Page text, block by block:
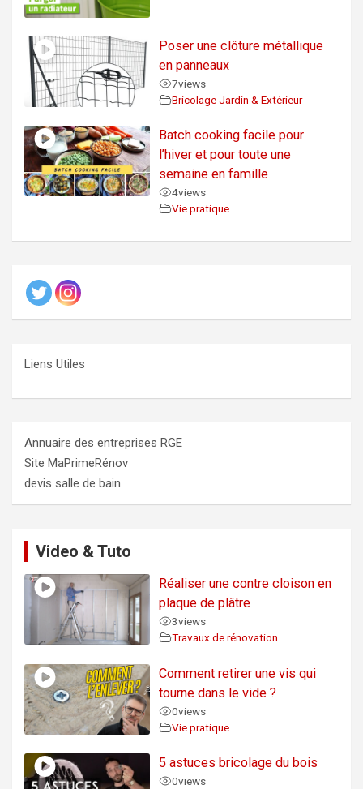
Poser une clôture métallique
en panneaux
7views
Bricolage Jardin & Extérieur
Batch cooking facile pour
l’hiver et pour toute une
semaine en famille
4views
Vie pratique
Liens Utiles
Annuaire des entreprises RGE
Site MaPrimeRénov
devis salle de bain
Video & Tuto
Réaliser une contre cloison en
plaque de plâtre
3views
Travaux de rénovation
Comment retirer une vis qui
tourne dans le vide ?
0views
Vie pratique
5 astuces bricolage du bois
0views